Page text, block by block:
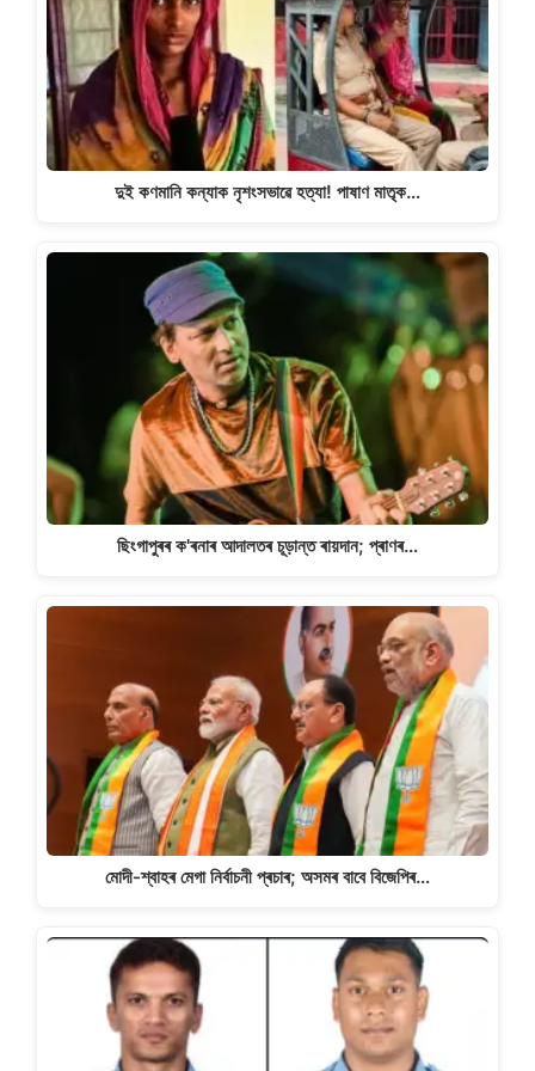
দুই কণমানি কন্যাক নৃশংসভাৱে হত্যা! পাষাণ মাতৃক…
ছিংগাপুৰৰ ক'ৰনাৰ আদালতৰ চূড়ান্ত ৰায়দান; প্ৰাণৰ…
মোদী-শ্বাহৰ মেগা নিৰ্বাচনী প্ৰচাৰ; অসমৰ বাবে বিজেপিৰ…